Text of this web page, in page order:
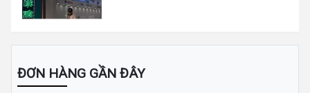
ĐƠN HÀNG GẦN ĐÂY